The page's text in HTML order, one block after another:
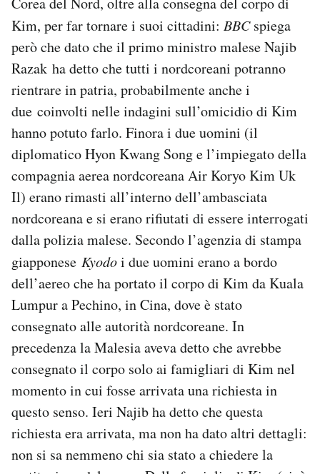
Kim, per far tornare i suoi cittadini: BBCspiega
però che dato che il primo ministro malese Najib
Razak ha detto che tutti i nordcoreani potranno
rientrare in patria, probabilmente anche i
due coinvolti nelle indagini sull’omicidio di Kim
hanno potuto farlo. Finora i due uomini (il
diplomatico Hyon Kwang Song e l’impiegato della
compagnia aerea nordcoreana Air Koryo Kim Uk
Il) erano rimasti all’interno dell’ambasciata
nordcoreana e si erano rifiutati di essere interrogati
dalla polizia malese. Secondo l’agenzia di stampa
giapponese Kyodoi due uomini erano a bordo
dell’aereo che ha portato il corpo di Kim da Kuala
Lumpur a Pechino, in Cina, dove è stato
consegnato alle autorità nordcoreane. In
precedenza la Malesia aveva detto che avrebbe
consegnato il corpo solo ai famigliari di Kim nel
momento in cui fosse arrivata una richiesta in
questo senso. Ieri Najib ha detto che questa
richiesta era arrivata, ma non ha dato altri dettagli:
non si sa nemmeno chi sia stato a chiedere la